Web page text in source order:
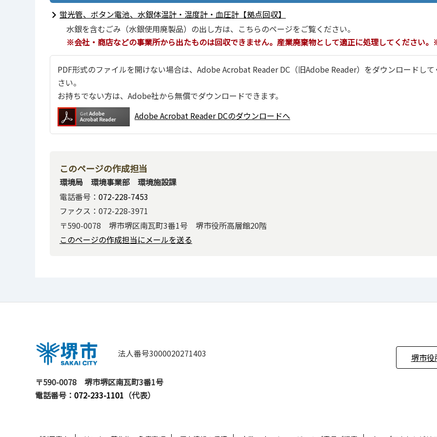
蛍光管、ボタン電池、水銀体温計・温度計・血圧計【拠点回収】
水銀を含むごみ（水銀使用廃製品）の出し方は、こちらのページをご覧ください。
※会社・商店などの事業所から出たものは回収できません。産業廃棄物として適正に処理してください
PDF形式のファイルを開けない場合は、Adobe Acrobat Reader DC（旧Adobe Reader）をダウンロードして
さい。
お持ちでない方は、Adobe社から無償でダウンロードできます。
Adobe Acrobat Reader DCのダウンロードへ
このページの作成担当
環境局 環境事業部 環境施設課
電話番号： 072-228-7453
ファクス：072-228-3971
〒590-0078 堺市堺区南瓦町3番1号 堺市役所高層館20階
このページの作成担当にメールを送る
法人番号3000020271403
〒590-0078
堺市堺区南瓦町3番1号
電話番号： 072-233-1101 （代表）
堺市役